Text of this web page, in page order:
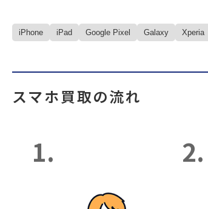
iPhone iPad Google Pixel Galaxy Xperia
スマホ買取の流れ
1. 2.